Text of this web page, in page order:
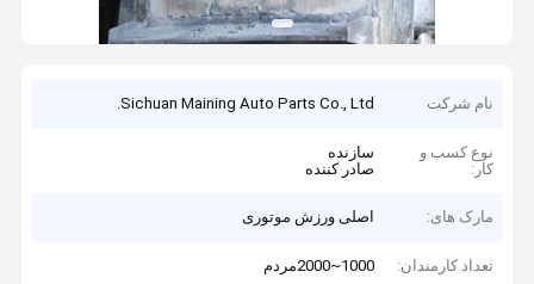
نام شرکت Sichuan Maining Auto Parts Co., Ltd.
نوع کسب و
کار:
سازنده
صادر کننده
مارک های: اصلی ورزش موتوری
تعداد کارمندان: 1000~2000مردم